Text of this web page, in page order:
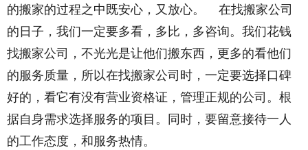
的搬家的过程之中既安心，又放心。 在找搬家公司
的日子，我们一定要多看，多比，多咨询。我们花钱
找搬家公司，不光光是让他们搬东西，更多的看他们
的服务质量，所以在找搬家公司时，一定要选择口碑
好的，看它有没有营业资格证，管理正规的公司。根
据自身需求选择服务的项目。同时，要留意接待一人
的工作态度，和服务热情。